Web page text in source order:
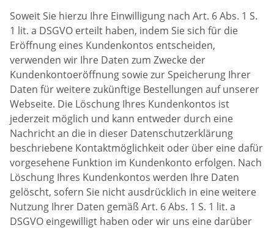
Soweit Sie hierzu Ihre Einwilligung nach Art. 6 Abs. 1 S.
1 lit. a DSGVO erteilt haben, indem Sie sich für die
Eröffnung eines Kundenkontos entscheiden,
verwenden wir Ihre Daten zum Zwecke der
Kundenkontoeröffnung sowie zur Speicherung Ihrer
Daten für weitere zukünftige Bestellungen auf unserer
Webseite. Die Löschung Ihres Kundenkontos ist
jederzeit möglich und kann entweder durch eine
Nachricht an die in dieser Datenschutzerklärung
beschriebene Kontaktmöglichkeit oder über eine dafür
vorgesehene Funktion im Kundenkonto erfolgen. Nach
Löschung Ihres Kundenkontos werden Ihre Daten
gelöscht, sofern Sie nicht ausdrücklich in eine weitere
Nutzung Ihrer Daten gemäß Art. 6 Abs. 1 S. 1 lit. a
DSGVO eingewilligt haben oder wir uns eine darüber